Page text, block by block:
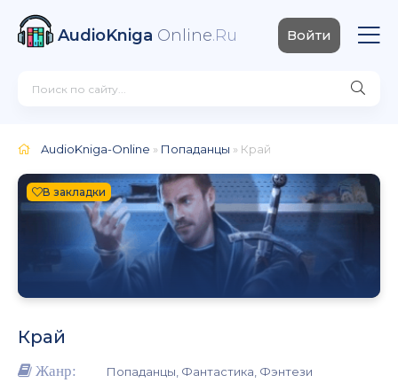
AudioKniga Online.Ru Войти
AudioKniga-Online » Попаданцы » Край
В закладки
Край
Жанр: Попаданцы, Фантастика, Фэнтези